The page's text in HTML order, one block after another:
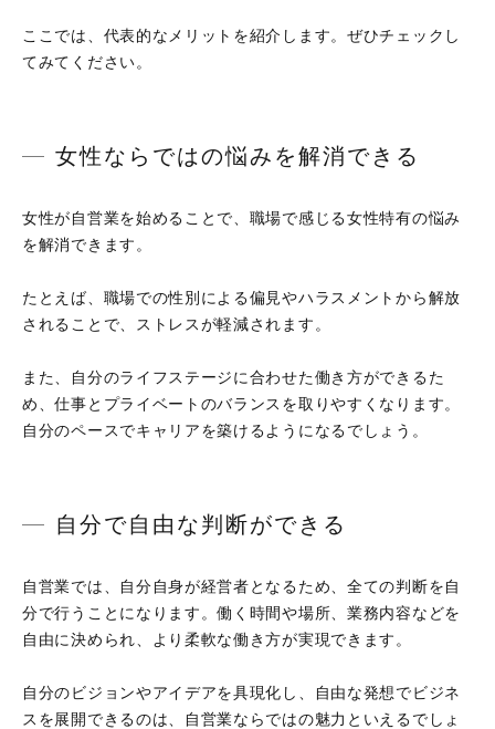
ここでは、代表的なメリットを紹介します。ぜひチェックし
てみてください。
女性ならではの悩みを解消できる
女性が自営業を始めることで、職場で感じる女性特有の悩み
を解消できます。
たとえば、職場での性別による偏見やハラスメントから解放
されることで、ストレスが軽減されます。
また、自分のライフステージに合わせた働き方ができるた
め、仕事とプライベートのバランスを取りやすくなります。
自分のペースでキャリアを築けるようになるでしょう。
自分で自由な判断ができる
自営業では、自分自身が経営者となるため、全ての判断を自
分で行うことになります。働く時間や場所、業務内容などを
自由に決められ、より柔軟な働き方が実現できます。
自分のビジョンやアイデアを具現化し、自由な発想でビジネ
スを展開できるのは、自営業ならではの魅力といえるでしょ